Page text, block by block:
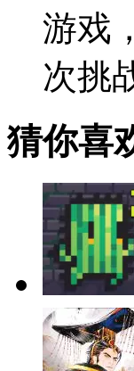
游戏
次挑
猜你喜